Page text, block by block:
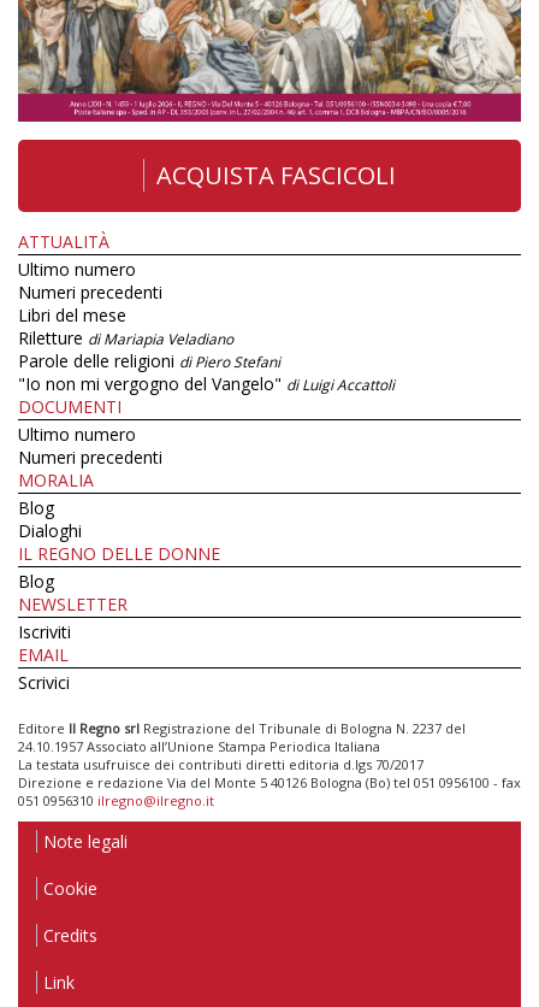
ACQUISTA FASCICOLI
ATTUALITÀ
Ultimo numero
Numeri precedenti
Libri del mese
Riletture di Mariapia Veladiano
Parole delle religioni di Piero Stefani
"Io non mi vergogno del Vangelo" di Luigi Accattoli
DOCUMENTI
Ultimo numero
Numeri precedenti
MORALIA
Blog
Dialoghi
IL REGNO DELLE DONNE
Blog
NEWSLETTER
Iscriviti
EMAIL
Scrivici
Editore Il Regno srl Registrazione del Tribunale di Bologna N. 2237 del
24.10.1957 Associato all’Unione Stampa Periodica Italiana
La testata usufruisce dei contributi diretti editoria d.lgs 70/2017
Direzione e redazione Via del Monte 5 40126 Bologna (Bo) tel 051 0956100 - fax
051 0956310 ilregno@ilregno.it
Note legali
Cookie
Credits
Link